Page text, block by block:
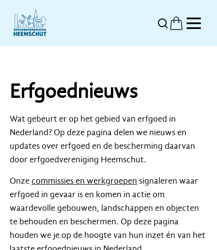
Erfgoednieuws
Wat gebeurt er op het gebied van erfgoed in
Nederland? Op deze pagina delen we nieuws en
updates over erfgoed en de bescherming daarvan
door erfgoedvereniging Heemschut.
Onzecommissies en werkgroepen signaleren waar
erfgoed in gevaar is en komen in actie om
waardevolle gebouwen, landschappen en objecten
te behouden en beschermen. Op deze pagina
houden we je op de hoogte van hun inzet én van het